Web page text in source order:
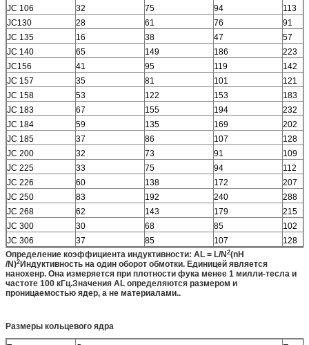
JC 106
32 75 94
113
JC130
28 61 76
91
JC 135
16 38 47
57
JC 140
65 149 186
223
JC156
41 95 119
142
JC 157
35 81 101
121
JC 158
53 122 153
183
JC 183
67 155 194
232
JC 184
59 135 169
202
JC 185
37 86 107
128
JC 200
32 73 91
109
JC 225
33 75 94
112
JC 226
60 138 172
207
JC 250
83 192 240
288
JC 268
62 143 179
215
JC 300
30 68 85
102
JC 306
37 85 107
128
Определение коэффициента индуктивности: AL = L/N 2(nH
/N)2 Индуктивность на один оборот обмотки. Единицей является
нанохенр. Она измеряется при плотности фука менее 1 милли-тесла и
частоте 100 кГц.Значения AL определяются размером и
проницаемостью ядер, а не материалами..
Размеры кольцевого ядра